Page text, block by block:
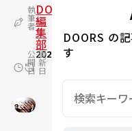
執
筆
者
DOORS
編
集
部
公
開
日
2022.12.21
更
新
日
2024.02.22
DOORS の
す